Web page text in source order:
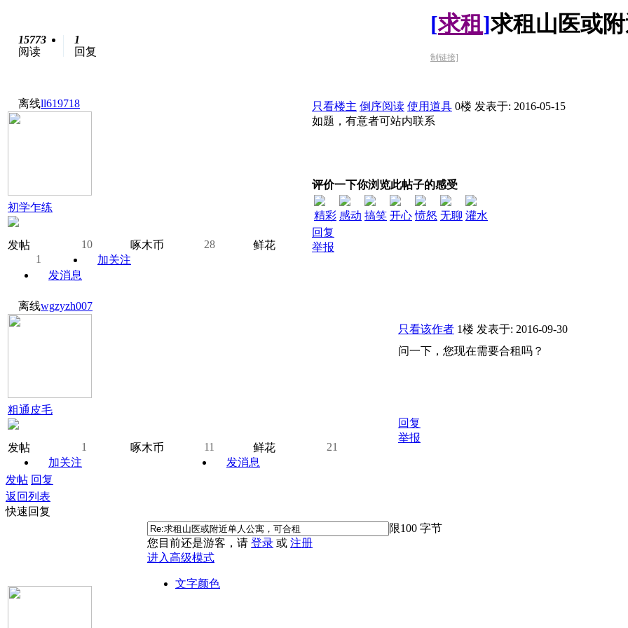
15773
阅读
1
回复
[求租]求租山医或
制链接]
离线ll619718
初学乍练
发帖 10 啄木币 28
鲜花
1
加关注
发消息
只看楼主 倒序阅读 使用道具 0楼 发表于: 2016-05-15
如题，有意者可站内联系
评价一下你浏览此帖子的感受
精彩 感动 搞笑 开心 愤怒 无聊 灌水
回复
举报
离线wgzyzh007
粗通皮毛
发帖 1 啄木币 11 鲜花
21
加关注
发消息
只看该作者 1楼 发表于: 2016-09-30
问一下，您现在需要合租吗？
回复
举报
发帖 回复
返回列表
快速回复
限100 字节
您目前还是游客，请 登录 或 注册
进入高级模式
文字颜色